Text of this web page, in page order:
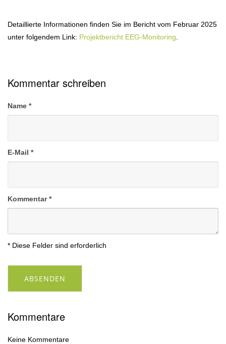
Detaillierte Informationen finden Sie im Bericht vom Februar 2025
unter folgendem Link: Projektbericht EEG-Monitoring
Kommentar schreiben
Name *
E-Mail *
Kommentar*
* Diese Felder sind erforderlich
ABSENDEN
Kommentare
Keine Kommentare